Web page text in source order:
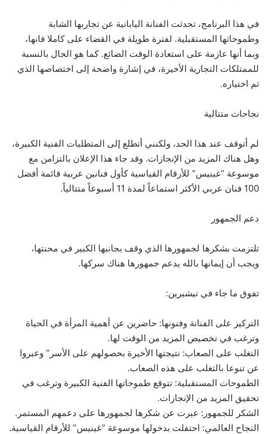
في هذا البرنامج، تحدثت الفنانة اليابانية عن تجاربها الشابة
وطموحاتها المستقبلية. لفترة طويلة في القضاء على كاملا فانها،
وبما أنها عازمة على استعادة الوقت الضائع. كما هو الحال بالنسبة
للممتلكات التجارية الأخيرة، في إشارة واضحة إلى اختصاصها الذي
تم اختياره.
نجاحات متتالية
لم أتوقف عند هذا الحد، ولكنني أتطلع إلى المتطلبات الفنية الكبيرة،
وهل هناك المزيد من الإنجازات. وقد جاء هذا الإعلان بالتزامن مع
موسوعة “غينيس” للأرقام القياسية كأول فنانين عربية قائمة أفضل
100 فنان عربي الأكثر استماعاً لمدة 11 أسبوعاً متتالياً.
دعم الجمهور
تلتزمت بشكرها لجمهورها الذي وقف بجانبها الكبير في محنتها،
ويجب أن إيمانها بالله يدعم جمهورها هناك سركها.
تفوق ما جاء في تيشيرين:
التركيز على الفنانة وفنونها: حاضرين عن أهمية المرأة في الحياة
وترغب في تخصيص المزيد من الوقت لها.
التغلب على الصعاب: نتيجتها الأخيرة بحصولهم على الأسر” وعبروا
عن تنوعا بالتغلب على هذه الصعاب.
الطموحات المستقبلية: تتوقع طموحاتها الفنية الكبيرة وترغب في
تحقيق المزيد من الإنجازات.
الشكر للجمهور: عبرت عن شكرها لجمهورها على دعمهم المستمر.
النجاح العالمي: احتفلت بدخولها موسوعة “غينيس” للأرقام القياسية.